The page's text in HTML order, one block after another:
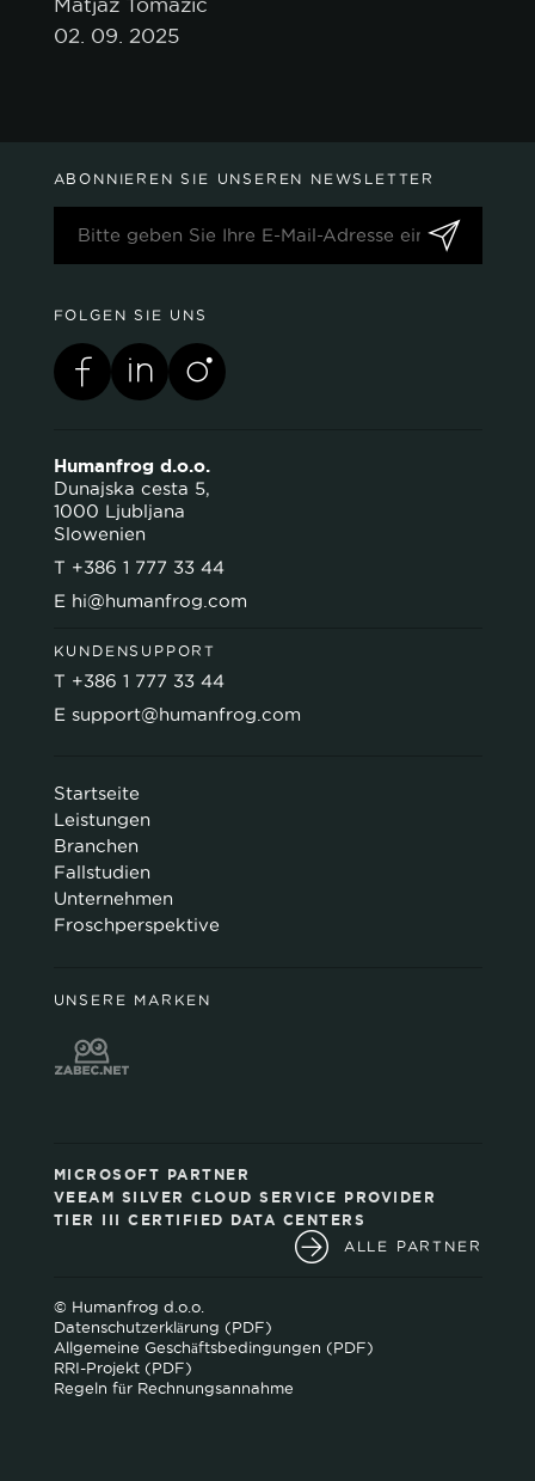
Matjaž Tomažič
02. 09. 2025
ABONNIEREN SIE UNSEREN NEWSLETTER
FOLGEN SIE UNS
Humanfrog d.o.o.
Dunajska cesta 5,
1000 Ljubljana
Slowenien
T +386 1 777 33 44
E hi@humanfrog.com
KUNDENSUPPORT
T +386 1 777 33 44
E support@humanfrog.com
Startseite
Leistungen
Branchen
Fallstudien
Unternehmen
Froschperspektive
UNSERE MARKEN
MICROSOFT PARTNER
VEEAM SILVER CLOUD SERVICE PROVIDER
TIER III CERTIFIED DATA CENTERS
ALLE PARTNER
© Humanfrog d.o.o.
Datenschutzerklärung (PDF)
Allgemeine Geschäftsbedingungen (PDF)
RRI-Projekt (PDF)
Regeln für Rechnungsannahme